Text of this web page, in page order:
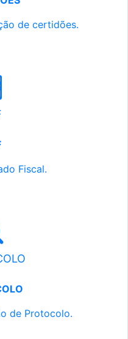
de certidões.
Fiscal.
de Protocolo.